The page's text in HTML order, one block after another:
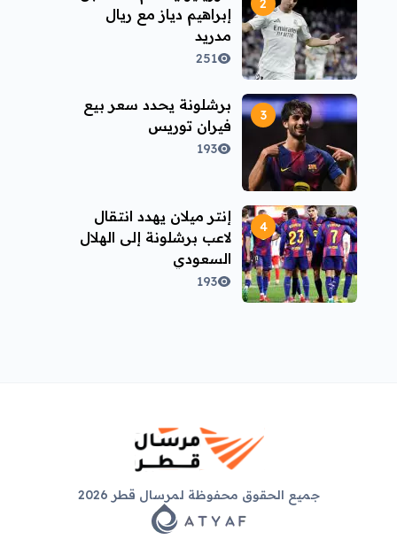
إبراهيم دياز مع ريال
مدريد
251
برشلونة يحدد سعر بيع
فيران توريس
193
إنتر ميلان يهدد انتقال
لاعب برشلونة إلى الهلال
السعودي
193
جميع الحقوق محفوظة لمرسال قطر 2026